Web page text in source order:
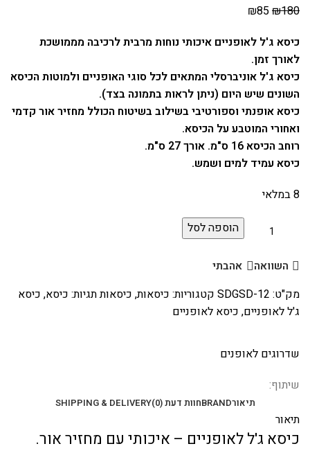
₪180
₪85
כיסא ג'ל לאופניים איכותי נוחות מרבית לרכיבה מממושכת
לאורך זמן.
כיסא ג'ל אוניברסלי המתאים לכל סוגי האופניים ולמוטות הכיסא
השונים שיש היום (ניתן לראות בתמונה בצד).
כיסא אופנתי וספורטיבי בשילוב בשיטוח הכולל מחזיר אור קדמי
ואחורי המוטבע על הכיסא.
רוחב הכיסא 16 ס"מ. אורך 27 ס"מ.
כיסא עמיד למים ושמש.
8 במלאי
הוספה לסל
השוואה
אהבתי
מק"ט: SDGSD-12 קטגוריות: כיסאות, כיסאותתגיות: כיסא, כיסא
ג'ל לאופניים, כיסא לאופניים
שדרוגים לאופנים
שיתוף:
תיאורBRANDחוות דעת (0) SHIPPING & DELIVERY
תיאור
כיסא ג'ל לאופניים – איכותי עם מחזיר אור.